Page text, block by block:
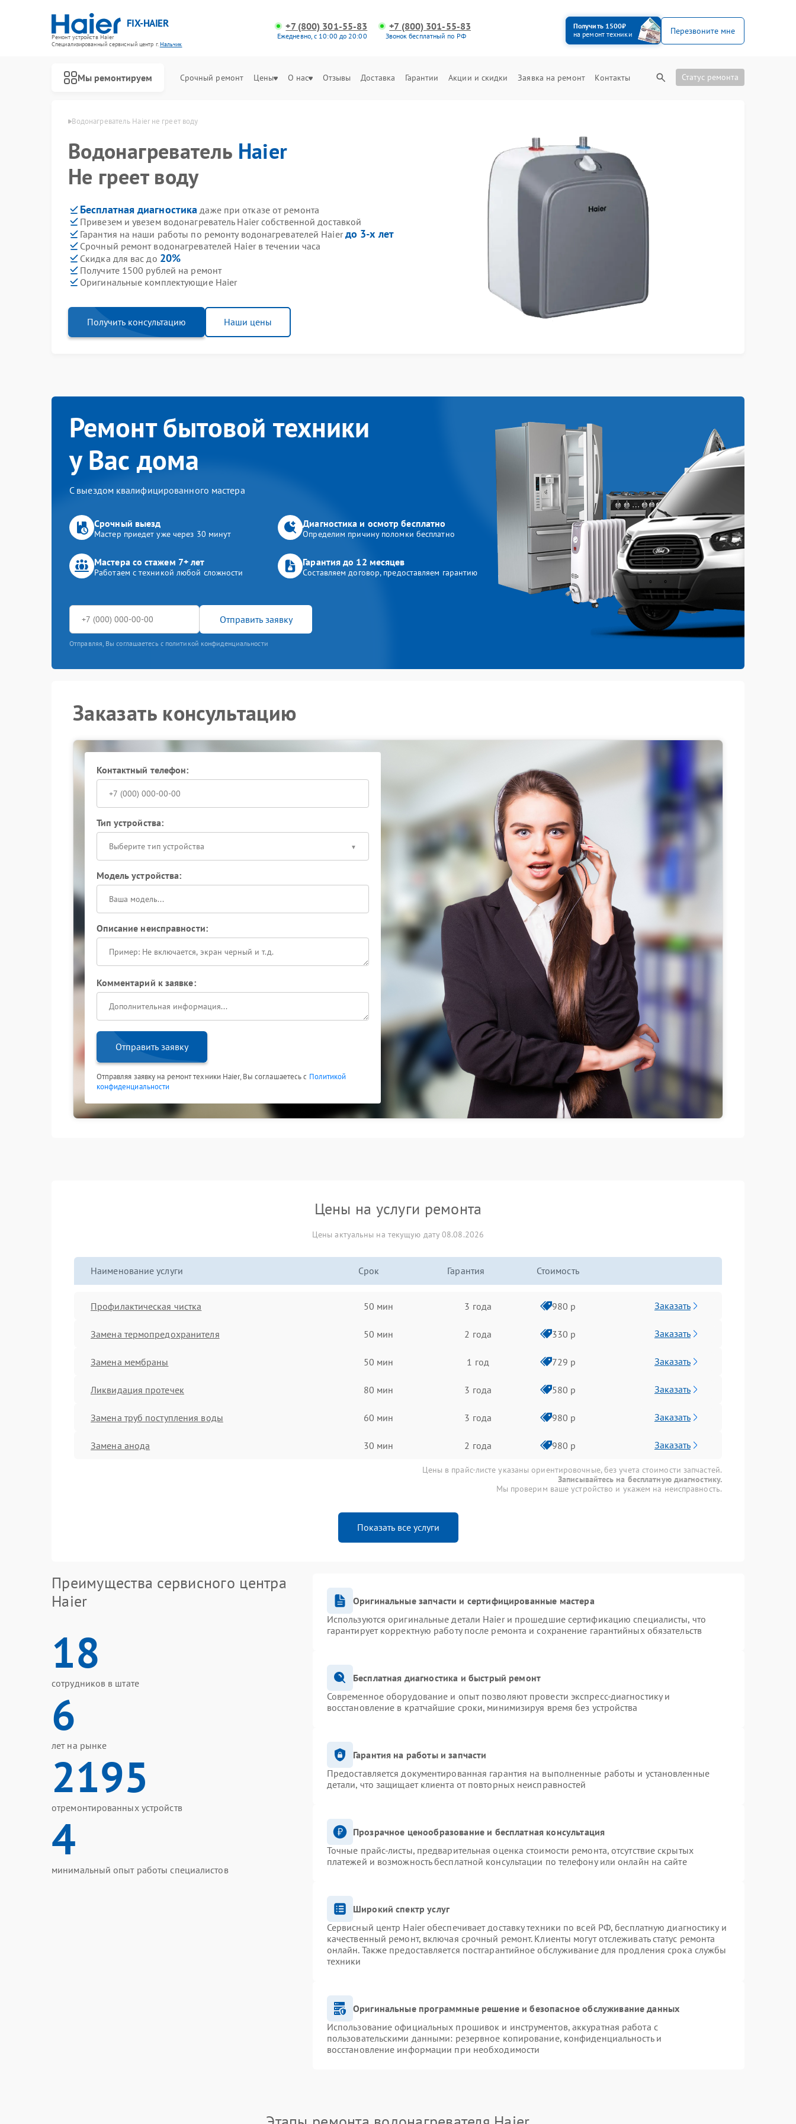
FIX-HAIER
Ремонт устройств Haier
Специализированный cервисный центр г.Нальчик
+7 (800) 301-55-83
Ежедневно, с 10:00 до 20:00
+7 (800) 301-55-83
Звонок бесплатный по РФ
Получить 1500₽
на ремонт техники
Перезвоните мне
Мы ремонтируем Срочный ремонт Цены О нас Отзывы Доставка Гарантии Акции и скидки Заявка на ремонт Контакты Статус ремонта
Водонагреватель Haier не греет воду
Водонагреватель Haier
Не греет воду
Бесплатная диагностика даже при отказе от ремонта
Привезем и увезем водонагреватель Haier собственной доставкой
Гарантия на наши работы по ремонту водонагревателей Haierдо 3-х лет
Срочный ремонт водонагревателей Haier в течении часа
Скидка для вас до 20%
Получите 1500 рублей на ремонт
Оригинальные комплектующие Haier
Получить консультацию Наши цены
Ремонт бытовой техники
у Вас дома
С выездом квалифицированного мастера
Срочный выезд
Мастер приедет уже через 30 минут
Диагностика и осмотр бесплатно
Определим причину поломки бесплатно
Мастера со стажем 7+ лет
Работаем с техникой любой сложности
Гарантия до 12 месяцев
Составляем договор, предоставляем гарантию
Отправить заявку
Отправляя, Вы соглашаетесь с политикой конфиденциальности
Заказать консультацию
Контактный телефон:
Тип устройства:
Выберите тип устройства
Модель устройства:
Описание неисправности:
Комментарий к заявке:
Отправить заявку
Отправляя заявку на ремонт техники Haier, Вы соглашаетесь с Политикой
конфиденциальности
Цены на услуги ремонта
Цены актуальны на текущую дату 08.08.2026
Наименование услуги Срок Гарантия Стоимость
Профилактическая чистка 50 мин 3 года 980 р Заказать
Замена термопредохранителя 50 мин 2 года 330 р Заказать
Замена мембраны 50 мин 1 год 729 р Заказать
Ликвидация протечек 80 мин 3 года 580 р Заказать
Замена труб поступления воды 60 мин 3 года 980 р Заказать
Замена анода 30 мин 2 года 980 р Заказать
Цены в прайс-листе указаны ориентировочные, без учета стоимости запчастей.
Записывайтесь на бесплатную диагностику.
Мы проверим ваше устройство и укажем на неисправность.
Показать все услуги
Преимущества сервисного центра
Haier
18
сотрудников в штате
6
лет на рынке
2195
отремонтированных устройств
4
минимальный опыт работы специалистов
Оригинальные запчасти и сертифицированные мастера
Используются оригинальные детали Haier и прошедшие сертификацию специалисты, что
гарантирует корректную работу после ремонта и сохранение гарантийных обязательств
Бесплатная диагностика и быстрый ремонт
Современное оборудование и опыт позволяют провести экспресс-диагностику и
восстановление в кратчайшие сроки, минимизируя время без устройства
Гарантия на работы и запчасти
Предоставляется документированная гарантия на выполненные работы и установленные
детали, что защищает клиента от повторных неисправностей
Прозрачное ценообразование и бесплатная консультация
Точные прайс-листы, предварительная оценка стоимости ремонта, отсутствие скрытых
платежей и возможность бесплатной консультации по телефону или онлайн на сайте
Широкий спектр услуг
Сервисный центр Haier обеспечивает доставку техники по всей РФ, бесплатную диагностику и
качественный ремонт, включая срочный ремонт. Клиенты могут отслеживать статус ремонта
онлайн. Также предоставляется постгарантийное обслуживание для продления срока службы
техники
Оригинальные программные решение и безопасное обслуживание данных
Использование официальных прошивок и инструментов, аккуратная работа с
пользовательскими данными: резервное копирование, конфиденциальность и
восстановление информации при необходимости